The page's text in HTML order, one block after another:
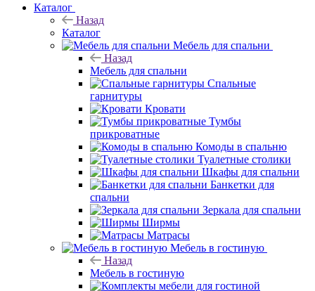
Каталог
Назад
Каталог
Мебель для спальни
Назад
Мебель для спальни
Спальные
гарнитуры
Кровати
Тумбы
прикроватные
Комоды в спальню
Туалетные столики
Шкафы для спальни
Банкетки для
спальни
Зеркала для спальни
Ширмы
Матрасы
Мебель в гостиную
Назад
Мебель в гостиную